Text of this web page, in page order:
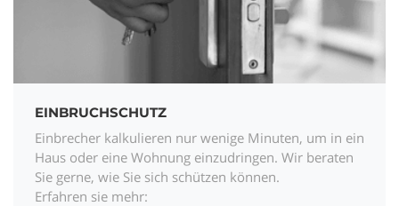
EINBRUCHSCHUTZ
Einbrecher kalkulieren nur wenige Minuten, um in ein
Haus oder eine Wohnung einzudringen. Wir beraten
Sie gerne, wie Sie sich schützen können.
Erfahren sie mehr: